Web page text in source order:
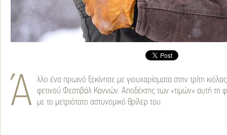
Ά
λλο ένα πρωινό ξεκίνησε με γιουχαρίσματα στην τρίτη
φετινού Φεστιβάλ Καννών. Αποδέκτης των «τιμών» αυτή τη
με το μετριότατο αστυνομικό θρίλερ του.